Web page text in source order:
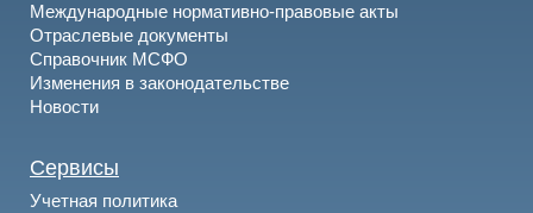
Международные нормативно-правовые акты
Отраслевые документы
Справочник МСФО
Изменения в законодательстве
Новости
Сервисы
Учетная политика